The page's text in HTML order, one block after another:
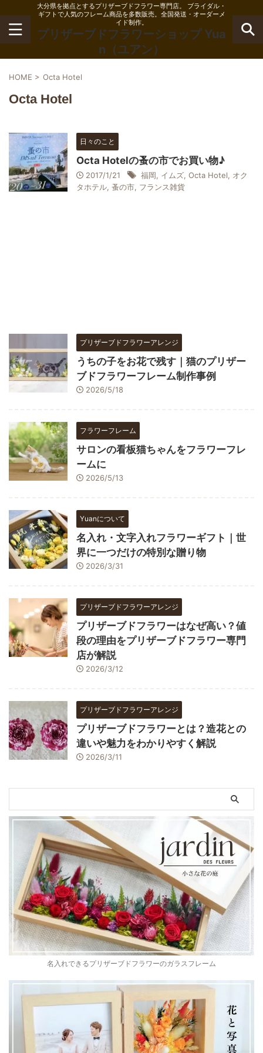
大分県を拠点とするプリザーブドフラワー専門店。 ブライダル・
ギフトで人気のフレーム商品を多数販売。全国発送・オーダーメ
イド制作。
プリザーブドフラワーショップ Yua
n（ユアン）
HOME > Octa Hotel
Octa Hotel
日々のこと
Octa Hotelの蚤の市でお買い物♪
2017/1/21 福岡, イムズ, Octa Hotel, オク
タホテル, 蚤の市, フランス雑貨
プリザーブドフラワーアレンジ
うちの子をお花で残す｜猫のプリザー
ブドフラワーフレーム制作事例
2026/5/18
フラワーフレーム
サロンの看板猫ちゃんをフラワーフレ
ームに
2026/5/13
Yuanについて
名入れ・文字入れフラワーギフト｜世
界に一つだけの特別な贈り物
2026/3/31
プリザーブドフラワーアレンジ
プリザーブドフラワーはなぜ高い？値
段の理由をプリザーブドフラワー専門
店が解説
2026/3/12
プリザーブドフラワーアレンジ
プリザーブドフラワーとは？造花との
違いや魅力をわかりやすく解説
2026/3/11
名入れできるプリザーブドフラワーのガラスフレーム